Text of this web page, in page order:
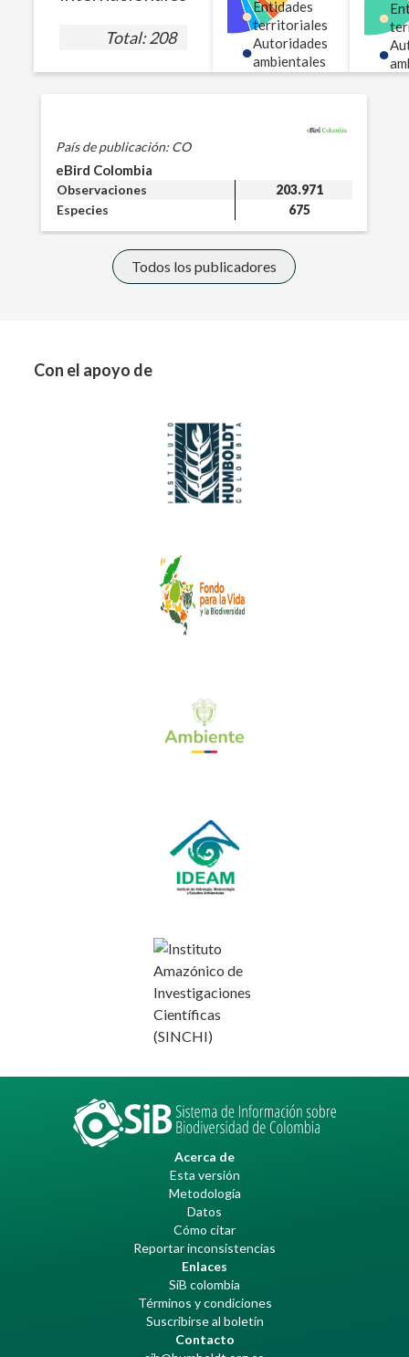
más
Puerto
Arica
Ver
especies
más
3,972
especies
Total:208
●Entidades
territoriales
●Autoridades
ambientales
●
●
País de publicación: CO
eBird Colombia
Observaciones
203.971
Especies
675
Todos los publicadores
Con el apoyo de
Acerca de
Esta versión
Metodología
Datos
Cómo citar
Reportar inconsistencias
Enlaces
SiB colombia
Términos y condiciones
Suscribirse al boletín
Contacto